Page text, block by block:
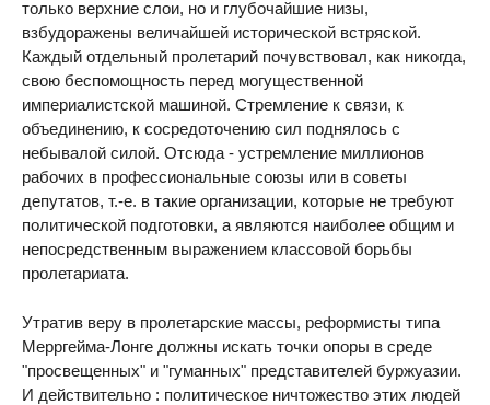
только верхние слои, но и глубочайшие низы,
взбудоражены величайшей исторической встряской.
Каждый отдельный пролетарий почувствовал, как никогда,
свою беспомощность перед могущественной
империалистской машиной. Стремление к связи, к
объединению, к сосредоточению сил поднялось с
небывалой силой. Отсюда - устремление миллионов
рабочих в профессиональные союзы или в советы
депутатов, т.-е. в такие организации, которые не требуют
политической подготовки, а являются наиболее общим и
непосредственным выражением классовой борьбы
пролетариата.
Утратив веру в пролетарские массы, реформисты типа
Мерргейма-Лонге должны искать точки опоры в среде
"просвещенных" и "гуманных" представителей буржуазии.
И действительно : политическое ничтожество этих людей